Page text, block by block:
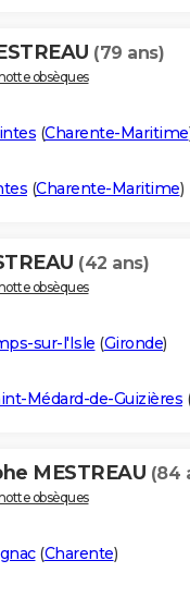
(79 ans)
obsèques
(Charente-Maritime
(Charente-Maritime)
(42 ans)
obsèques
sur-l'Isle (Gironde)
Médard-de-Guizières (
MESTREAU (84
obsèques
(Charente)